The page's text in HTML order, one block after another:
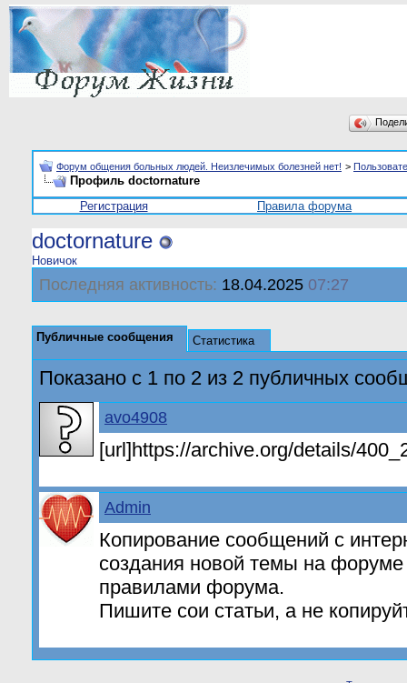
Форум общения больных людей. Неизлечимых болезней нет! >
Профиль doctornature
Регистрация
Правила форума
doctornature
Новичок
Последняя активность: 18.04.2025 07:27
Публичные сообщения Статистика
Показано с 1 по 2 из 2 публичных
avo4908
[url]https://archive.org/details/
Admin
Копирование сообщений с
создания новой темы на
правилами форума.
Пишите сои статьи, а не